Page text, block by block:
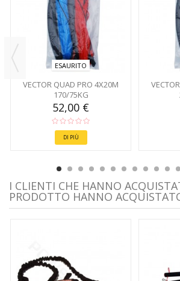
ESAURITO
VECTOR QUAD PRO 4X20M
170/75KG
52,00 €
DI PIÙ
I CLIENTI CHE HANNO
PRODOTTO HANNO